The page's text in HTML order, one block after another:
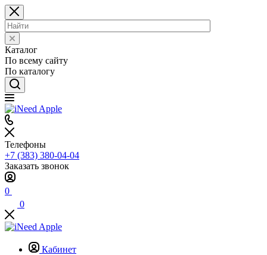
Каталог
По всему сайту
По каталогу
Телефоны
+7 (383) 380-04-04
Заказать звонок
0
0
Кабинет